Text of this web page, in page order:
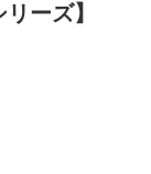
ーズ】